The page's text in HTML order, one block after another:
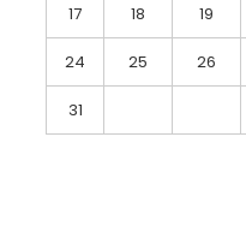
17 18 19
24 25 26
31